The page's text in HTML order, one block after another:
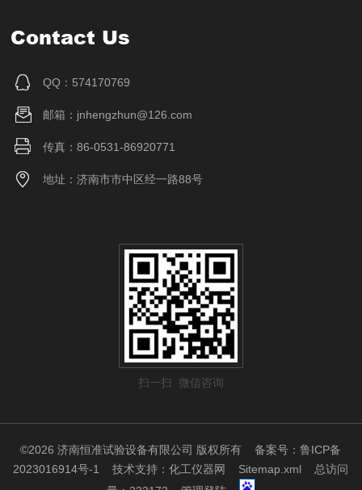
Contact Us
QQ：574170769
邮箱：jnhengzhun@126.com
传真：86-0531-86920771
地址：济南市市中区经一路88号
扫一扫 微信咨询
©2026 济南恒准试验设备有限公司 版权所有备案号：鲁ICP备
2023016914号-1
技术支持：化工仪器网 Sitemap.xml 总访问